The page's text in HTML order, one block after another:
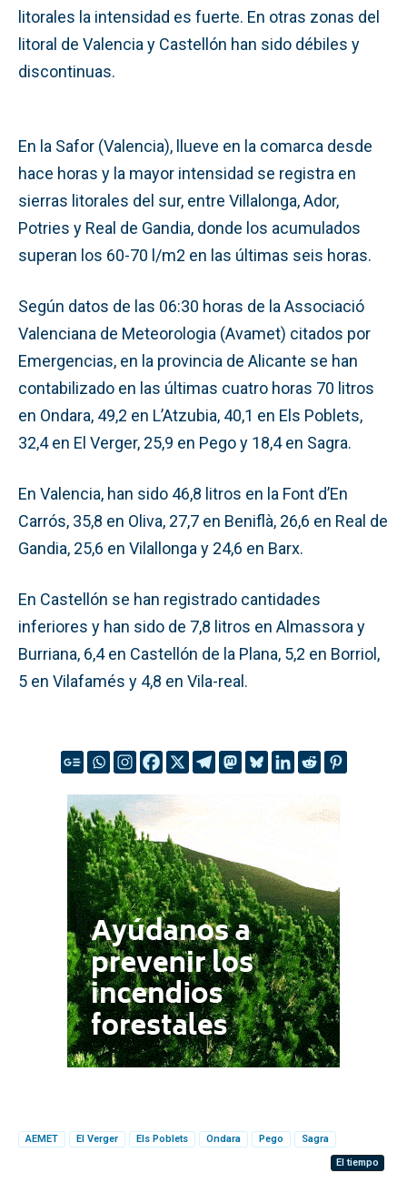
litorales la intensidad es fuerte. En otras zonas del
litoral de Valencia y Castellón han sido débiles y
discontinuas.
En la Safor (Valencia), llueve en la comarca desde
hace horas y la mayor intensidad se registra en
sierras litorales del sur, entre Villalonga, Ador,
Potries y Real de Gandia, donde los acumulados
superan los 60-70 l/m2 en las últimas seis horas.
Según datos de las 06:30 horas de la Associació
Valenciana de Meteorologia (Avamet) citados por
Emergencias, en la provincia de Alicante se han
contabilizado en las últimas cuatro horas 70 litros
en Ondara, 49,2 en L’Atzubia, 40,1 en Els Poblets,
32,4 en El Verger, 25,9 en Pego y 18,4 en Sagra.
En Valencia, han sido 46,8 litros en la Font d’En
Carrós, 35,8 en Oliva, 27,7 en Beniflà, 26,6 en Real de
Gandia, 25,6 en Vilallonga y 24,6 en Barx.
En Castellón se han registrado cantidades
inferiores y han sido de 7,8 litros en Almassora y
Burriana, 6,4 en Castellón de la Plana, 5,2 en Borriol,
5 en Vilafamés y 4,8 en Vila-real.
AEMET El Verger Els Poblets Ondara Pego
Sagra
El tiempo